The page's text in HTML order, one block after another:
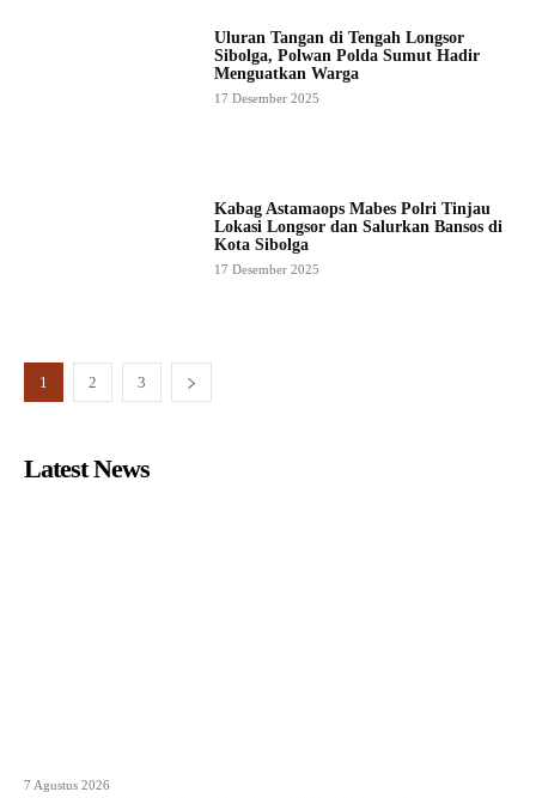
Uluran Tangan di Tengah Longsor
Sibolga, Polwan Polda Sumut Hadir
Menguatkan Warga
17 Desember 2025
Kabag Astamaops Mabes Polri Tinjau
Lokasi Longsor dan Salurkan Bansos di
Kota Sibolga
17 Desember 2025
1 2 3
Latest News
7 Agustus 2026